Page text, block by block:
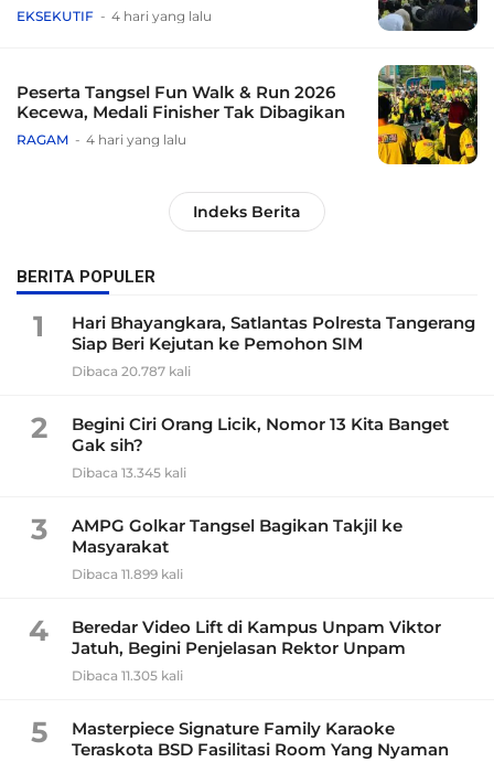
EKSEKUTIF 4 hari yang lalu
Peserta Tangsel Fun Walk & Run 2026
Kecewa, Medali Finisher Tak Dibagikan
RAGAM 4 hari yang lalu
Indeks Berita
BERITA POPULER
1
Hari Bhayangkara, Satlantas Polresta Tangerang
Siap Beri Kejutan ke Pemohon SIM
Dibaca 20.787 kali
2
Begini Ciri Orang Licik, Nomor 13 Kita Banget
Gak sih?
Dibaca 13.345 kali
3
AMPG Golkar Tangsel Bagikan Takjil ke
Masyarakat
Dibaca 11.899 kali
4
Beredar Video Lift di Kampus Unpam Viktor
Jatuh, Begini Penjelasan Rektor Unpam
Dibaca 11.305 kali
5
Masterpiece Signature Family Karaoke
Teraskota BSD Fasilitasi Room Yang Nyaman